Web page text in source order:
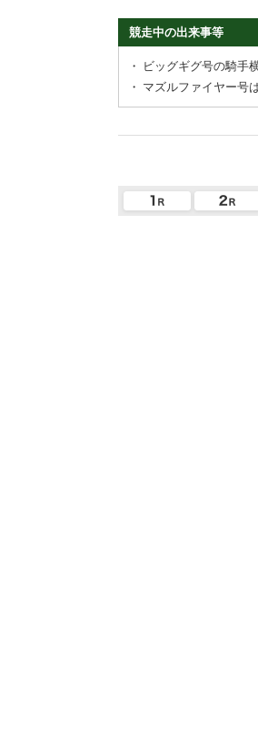
競走中の出来事等
・
ビッグギグ号の騎手
・ マズルファイヤー号